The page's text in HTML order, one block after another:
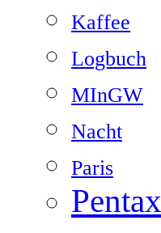
Kaffee
Logbuch
MInGW
Nacht
Paris
Pentax